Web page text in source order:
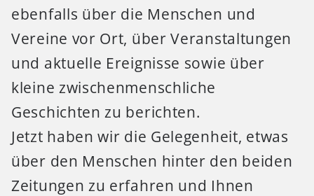
ebenfalls über die Menschen und
Vereine vor Ort, über Veranstaltungen
und aktuelle Ereignisse sowie über
kleine zwischenmenschliche
Geschichten zu berichten.
Jetzt haben wir die Gelegenheit, etwas
über den Menschen hinter den beiden
Zeitungen zu erfahren und Ihnen